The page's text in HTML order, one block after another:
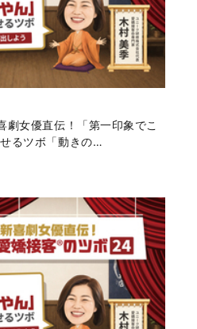
女優直伝！「第一印象でこ
るツボ「動きの…